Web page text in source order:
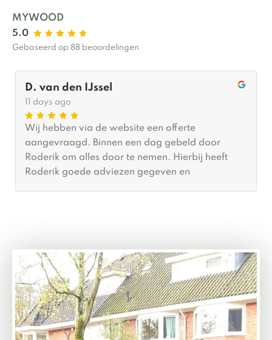
MYWOOD
5.0
Gebaseerd op 88 beoordelingen
D. van den IJssel
11 days ago
Wij hebben via de website een offerte
aangevraagd. Binnen een dag gebeld door
Roderik om alles door te nemen. Hierbij heeft
Roderik goede adviezen gegeven en